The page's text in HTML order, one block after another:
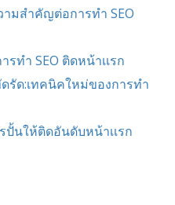
ามสำคัญต่อการทำ SEO
รทำ SEO ติดหน้าเเรก
รัด:เทคนิคใหม่ของการทำ
ปั้นให้ติดอันดับหน้าเเรก